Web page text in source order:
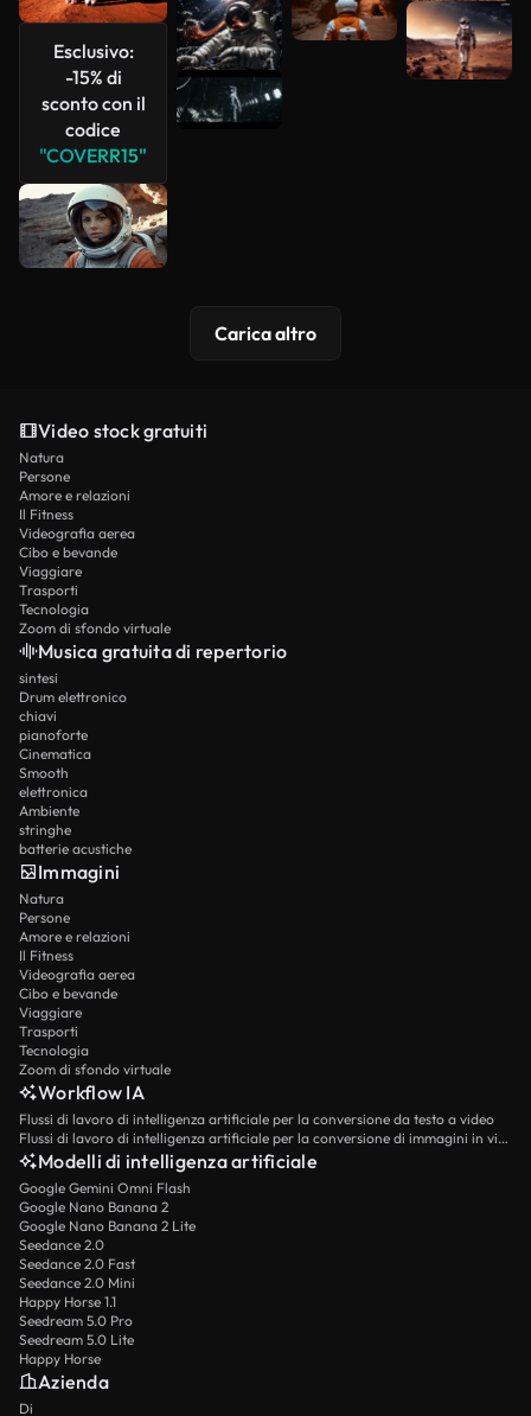
Esclusivo:
-15% di
sconto con il
codice
"COVERR15"
Scopri di
più
Carica altro
Video stock gratuiti
Natura
Persone
Amore e relazioni
Il Fitness
Videografia aerea
Cibo e bevande
Viaggiare
Trasporti
Tecnologia
Zoom di sfondo virtuale
Musica gratuita di repertorio
sintesi
Drum elettronico
chiavi
pianoforte
Cinematica
Smooth
elettronica
Ambiente
stringhe
batterie acustiche
Immagini
Natura
Persone
Amore e relazioni
Il Fitness
Videografia aerea
Cibo e bevande
Viaggiare
Trasporti
Tecnologia
Zoom di sfondo virtuale
Workflow IA
Flussi di lavoro di intelligenza artificiale per la conversione da testo a video
Flussi di lavoro di intelligenza artificiale per la conversione di immagini in video
Modelli di intelligenza artificiale
Google Gemini Omni Flash
Google Nano Banana 2
Google Nano Banana 2 Lite
Seedance 2.0
Seedance 2.0 Fast
Seedance 2.0 Mini
Happy Horse 1.1
Seedream 5.0 Pro
Seedream 5.0 Lite
Happy Horse
Azienda
Di